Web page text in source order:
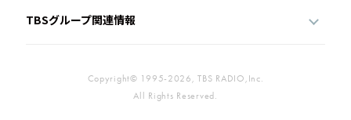
TBSグループ関連情報
Copyright© 1995-2026, TBS RADIO,Inc.
All Rights Reserved.